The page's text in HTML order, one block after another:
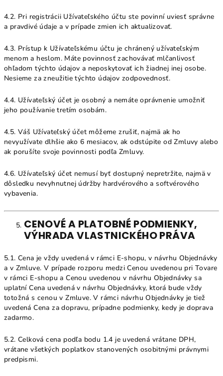
4.2. Pri registrácii Užívateľského účtu ste povinní uviesť správne
a pravdivé údaje a v prípade zmien ich aktualizovať.
4.3. Prístup k Užívateľskému účtu je chránený užívateľským
menom a heslom. Máte povinnosť zachovávať mlčanlivosť
ohľadom týchto údajov a neposkytovať ich žiadnej inej osobe.
Nesieme za zneužitie týchto údajov zodpovednosť.
4.4. Užívateľský účet je osobný a nemáte oprávnenie umožniť
jeho používanie tretím osobám.
4.5. Váš Užívateľský účet môžeme zrušiť, najmä ak ho
nevyužívate dlhšie ako 6 mesiacov, ak odstúpite od Zmluvy alebo
ak porušíte svoje povinnosti podľa Zmluvy.
4.6. Užívateľský účet nemusí byť dostupný nepretržite, najmä v
dôsledku nevyhnutnej údržby hardvérového a softvérového
vybavenia.
CENOVÉ A PLATOBNÉ PODMIENKY,
VÝHRADA VLASTNICKÉHO PRÁVA
5.1. Cena je vždy uvedená v rámci E-shopu, v návrhu Objednávky
a v Zmluve. V prípade rozporu medzi Cenou uvedenou pri Tovare
v rámci E-shopu a Cenou uvedenou v návrhu Objednávky sa
uplatní Cena uvedená v návrhu Objednávky, ktorá bude vždy
totožná s cenou v Zmluve. V rámci návrhu Objednávky je tiež
uvedená Cena za dopravu, prípadne podmienky, kedy je doprava
zadarmo.
5.2. Celková cena podľa bodu 1.4 je uvedená vrátane DPH,
vrátane všetkých poplatkov stanovených osobitnými právnymi
predpismi.